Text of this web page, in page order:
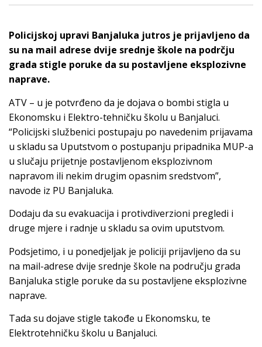
Policijskoj upravi Banjaluka jutros je prijavljeno da
su na mail adrese dvije srednje škole na podrčju
grada stigle poruke da su postavljene eksplozivne
naprave.
ATV – u je potvrđeno da je dojava o bombi stigla u
Еkonomsku i Еlektro-tehničku školu u Banjaluci.
“Policijski službenici postupaju po navedenim prijavama
u skladu sa Uputstvom o postupanju pripadnika MUP-a
u slučaju prijetnje postavljenom eksplozivnom
napravom ili nekim drugim opasnim sredstvom”,
navode iz PU Banjaluka.
Dodaju da su evakuacija i protivdiverzioni pregledi i
druge mjere i radnje u skladu sa ovim uputstvom.
Podsjetimo, i u ponedjeljak je policiji prijavljeno da su
na mail-adrese dvije srednje škole na području grada
Banjaluka stigle poruke da su postavljene eksplozivne
naprave.
Tada su dojave stigle takođe u Ekonomsku, te
Elektrotehničku školu u Banjaluci.